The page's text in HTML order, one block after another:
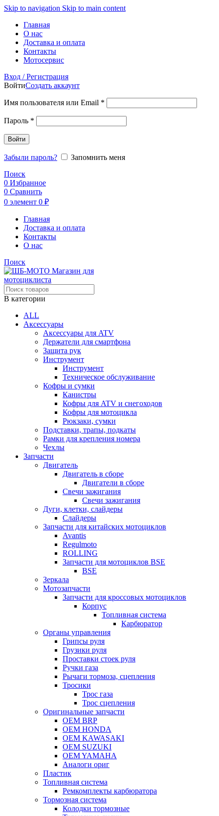
Skip to navigation Skip to main content
Главная
О нас
Доставка и оплата
Контакты
Мотосервис
Вход / Регистрация
ВойтиСоздать аккаунт
Имя пользователя или Email *
Пароль *
Войти
Забыли пароль?
Запомнить меня
Поиск
0 Избранное
0 Сравнить
0 элемент 0 ₽
Главная
Доставка и оплата
Контакты
О нас
Поиск
В категории
ALL
Аксессуары
Аксессуары для ATV
Держатели для смартфона
Защита рук
Инструмент
Инструмент
Техническое обслуживание
Кофры и сумки
Канистры
Кофры для ATV и снегоходов
Кофры для мотоцикла
Рюкзаки, сумки
Подставки, трапы, подкаты
Рамки для крепления номера
Чехлы
Запчасти
Двигатель
Двигатель в сборе
Двигатели в сборе
Свечи зажигания
Свечи зажигания
Дуги, клетки, слайдеры
Слайдеры
Запчасти для китайских мотоциклов
Avantis
Regulmoto
ROLLING
Запчасти для мотоциклов BSE
BSE
Зеркала
Мотозапчасти
Запчасти для кроссовых мотоциклов
Корпус
Топливная система
Карбюратор
Органы управления
Грипсы руля
Грузики руля
Проставки стоек руля
Ручки газа
Рычаги тормоза, сцепления
Тросики
Трос газа
Трос сцепления
Оригинальные запчасти
OEM BRP
OEM HONDA
OEM KAWASAKI
OEM SUZUKI
OEM YAMAHA
Аналоги ориг
Пластик
Топливная система
Ремкомплекты карбюратора
Тормозная система
Колодки тормозные